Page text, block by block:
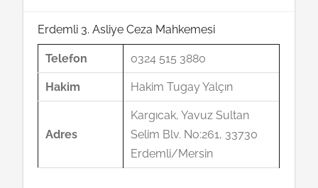
Erdemli 3. Asliye Ceza Mahkemesi
Telefon 0324 515 3880
Hakim Hakim Tugay Yalçın
Adres
Kargıcak, Yavuz Sultan
Selim Blv. No:261, 33730
Erdemli/Mersin